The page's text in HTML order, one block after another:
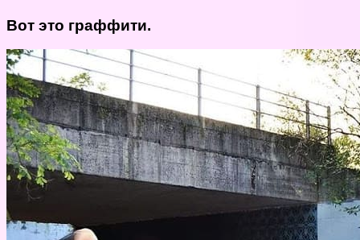
Вот это граффити.